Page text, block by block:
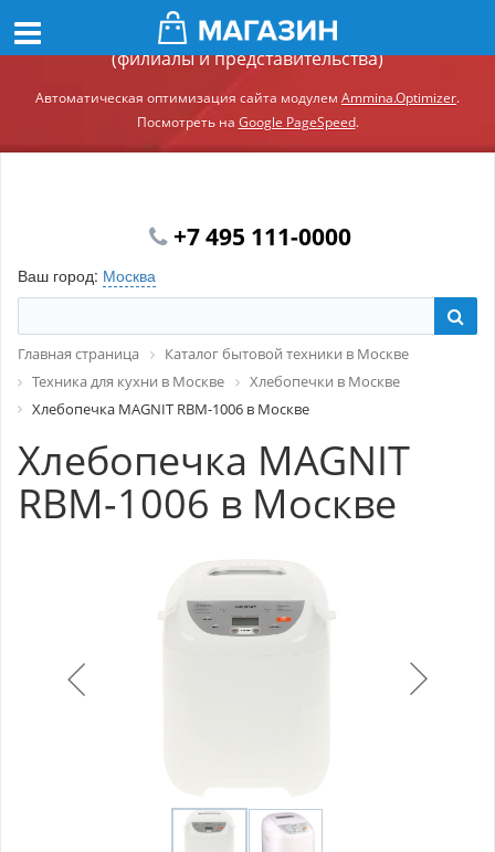
Демонстрационный сайт модуля Ammina.Регионы
(филиалы и представительства)
Автоматическая оптимизация сайта модулем Ammina.Optimizer.
Посмотреть на Google PageSpeed.
+7 495 111-0000
Ваш город: Москва
Главная страница
Каталог бытовой техники в Москве
Техника для кухни в Москве
Хлебопечки в Москве
Хлебопечка MAGNIT RBM-1006 в Москве
Хлебопечка MAGNIT
RBM-1006 в Москве